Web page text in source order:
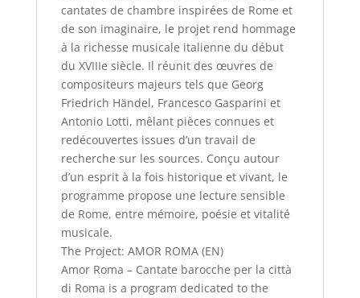
cantates de chambre inspirées de Rome et
de son imaginaire, le projet rend hommage
à la richesse musicale italienne du début
du XVIIIe siècle. Il réunit des œuvres de
compositeurs majeurs tels que Georg
Friedrich Händel, Francesco Gasparini et
Antonio Lotti, mêlant pièces connues et
redécouvertes issues d’un travail de
recherche sur les sources. Conçu autour
d’un esprit à la fois historique et vivant, le
programme propose une lecture sensible
de Rome, entre mémoire, poésie et vitalité
musicale.
The Project: AMOR ROMA (EN)
Amor Roma – Cantate barocche per la città
di Roma is a program dedicated to the